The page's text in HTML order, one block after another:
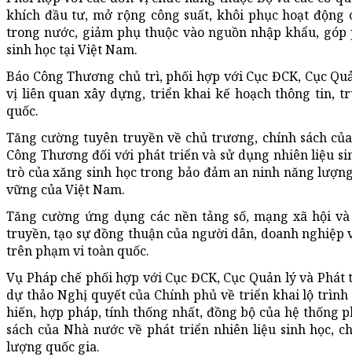
khích đầu tư, mở rộng công suất, khôi phục hoạt
trong nước, giảm phụ thuộc vào nguồn nhập khẩu,
sinh học tại Việt Nam.
Báo Công Thương chủ trì, phối hợp với Cục ĐCK, Cục
vị liên quan xây dựng, triển khai kế hoạch thông tin,
quốc.
Tăng cường tuyên truyền về chủ trương, chính sách
Công Thương đối với phát triển và sử dụng nhiên liệu
trò của xăng sinh học trong bảo đảm an ninh năng
vững của Việt Nam.
Tăng cường ứng dụng các nền tảng số, mạng xã hội
truyền, tạo sự đồng thuận của người dân, doanh
trên phạm vi toàn quốc.
Vụ Pháp chế phối hợp với Cục ĐCK, Cục Quản lý và
dự thảo Nghị quyết của Chính phủ về triển khai lộ
hiến, hợp pháp, tính thống nhất, đồng bộ của hệ thống
sách của Nhà nước về phát triển nhiên liệu sinh học,
lượng quốc gia.